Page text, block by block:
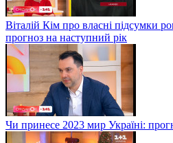
Віталій Кім про власні підсумки
прогноз на наступний рік
Чи принесе 2023 мир Україні: